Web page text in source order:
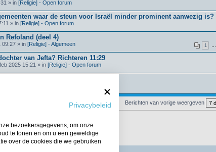
Privacybeleid
bezoekersgegevens, om onze
te tonen en om u een geweldige
over de cookies die we gebruiken
» in [Religie] - Open forum
waar de steun voor Israël minder prominent aanwezig is?
» in [Religie] - Open forum
Refoland (deel 4)
1 …
09:27 » in [Religie] - Algemeen
van Jefta? Richteren 11:29
2025 15:21 » in [Religie] - Open forum
Berichten van vorige weergeven